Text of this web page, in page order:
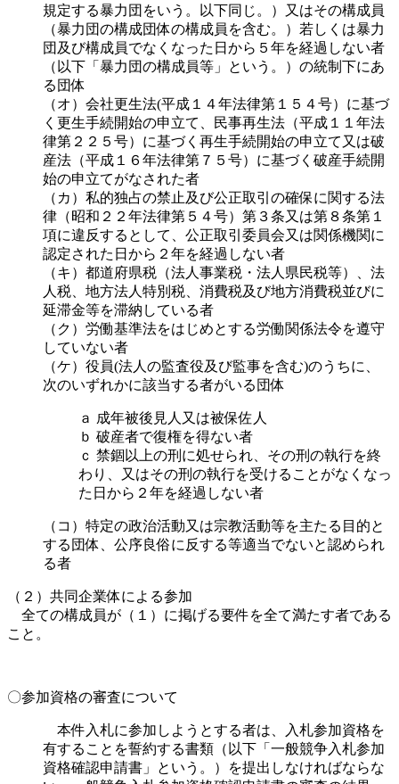
規定する暴力団をいう。以下同じ。）又はその構成員
（暴力団の構成団体の構成員を含む。）若しくは暴力
団及び構成員でなくなった日から５年を経過しない者
（以下「暴力団の構成員等」という。）の統制下にあ
る団体
（オ）会社更生法(平成１４年法律第１５４号）に基づ
く更生手続開始の申立て、民事再生法（平成１１年法
律第２２５号）に基づく再生手続開始の申立て又は破
産法（平成１６年法律第７５号）に基づく破産手続開
始の申立てがなされた者
（カ）私的独占の禁止及び公正取引の確保に関する法
律（昭和２２年法律第５４号）第３条又は第８条第１
項に違反するとして、公正取引委員会又は関係機関に
認定された日から２年を経過しない者
（キ）都道府県税（法人事業税・法人県民税等）、法
人税、地方法人特別税、消費税及び地方消費税並びに
延滞金等を滞納している者
（ク）労働基準法をはじめとする労働関係法令を遵守
していない者
（ケ）役員(法人の監査役及び監事を含む)のうちに、
次のいずれかに該当する者がいる団体
ａ 成年被後見人又は被保佐人
ｂ 破産者で復権を得ない者
ｃ 禁錮以上の刑に処せられ、その刑の執行を終
わり、又はその刑の執行を受けることがなくなっ
た日から２年を経過しない者
（コ）特定の政治活動又は宗教活動等を主たる目的と
する団体、公序良俗に反する等適当でないと認められ
る者
（２）共同企業体による参加
全ての構成員が（１）に掲げる要件を全て満たす者である
こと。
〇参加資格の審査について
本件入札に参加しようとする者は、入札参加資格を
有することを誓約する書類（以下「一般競争入札参加
資格確認申請書」という。）を提出しなければならな